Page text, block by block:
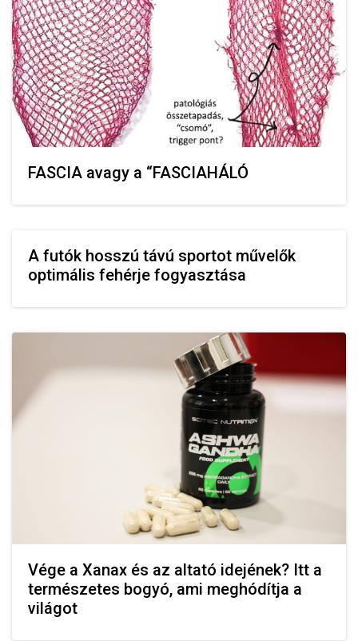
FASCIA avagy a “FASCIAHÁLÓ
A futók hosszú távú sportot művelők
optimális fehérje fogyasztása
Vége a Xanax és az altató idejének? Itt a
természetes bogyó, ami meghódítja a
világot